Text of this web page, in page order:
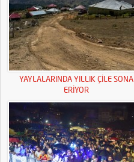
YAYLALARINDA YILLIK ÇİLE SONA
ERİYOR